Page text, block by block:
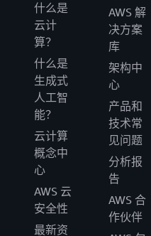
什么是
云计
算？
什么是
生成式
人工智
能？
云计算
概念中
心
AWS 云
安全性
最新资
AWS 解
决方案
库
架构中
心
产品和
技术常
见问题
分析报
告
AWS 合
作伙伴